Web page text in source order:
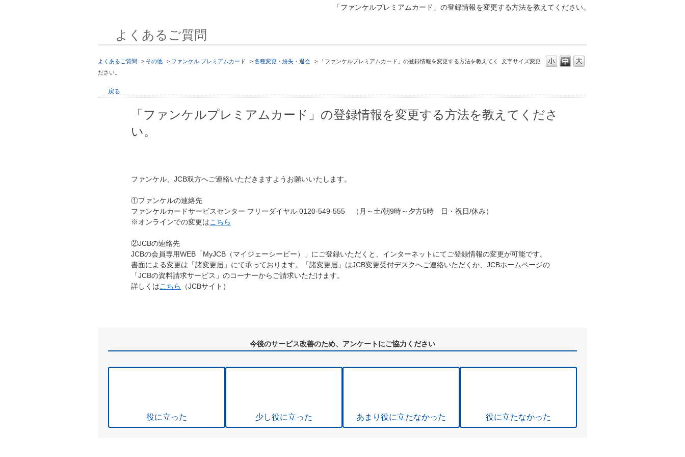
「ファンケルプレミアムカード」の登録情報を変更する方法を教えてください。
よくあるご質問
文字サイズ変更
よくあるご質問 > その他 > ファンケル プレミアムカード > 各種変更・紛失・退会 >
「ファンケルプレミアムカード」の登録情報を変更する方法を教えてく
ださい。
戻る
「ファンケルプレミアムカード」の登録情報を変更する方法を教えてくださ
い。
ファンケル、JCB双方へご連絡いただきますようお願いいたします。
①ファンケルの連絡先
ファンケルカードサービスセンター フリーダイヤル 0120-549-555 （月～土/朝9時～夕方5時 日・祝日/休み）
※オンラインでの変更はこちら
②JCBの連絡先
JCBの会員専用WEB「MyJCB（マイジェーシービー）」にご登録いただくと、インターネットにてご登録情報の変更が可能です。
書面による変更は「諸変更届」にて承っております。「諸変更届」はJCB変更受付デスクへご連絡いただくか、JCBホームページの
「JCBの資料請求サービス」のコーナーからご請求いただけます。
詳しくはこちら （JCBサイト）
今後のサービス改善のため、アンケートにご協力ください
役に立った 少し役に立った あまり役に立たなかった 役に立たなかった